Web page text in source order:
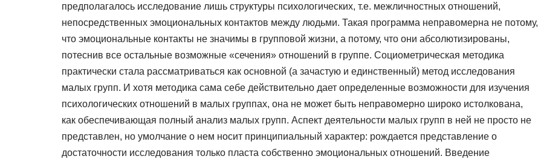
предполагалось исследование лишь структуры психологических, т.е. межличностных отношений,
непосредственных эмоциональных контактов между людьми. Такая программа неправомерна не потому,
что эмоциональные контакты не значимы в групповой жизни, а потому, что они абсолютизированы,
потеснив все остальные возможные «сечения» отношений в группе. Социометрическая методика
практически стала рассматриваться как основной (а зачастую и единственный) метод исследования
малых групп. И хотя методика сама себе действительно дает определенные возможности для изучения
психологических отношений в малых группах, она не может быть неправомерно широко истолкована,
как обеспечивающая полный анализ малых групп. Аспект деятельности малых групп в ней не просто не
представлен, но умолчание о нем носит принципиальный характер: рождается представление о
достаточности исследования только пласта собственно эмоциональных отношений. Введение